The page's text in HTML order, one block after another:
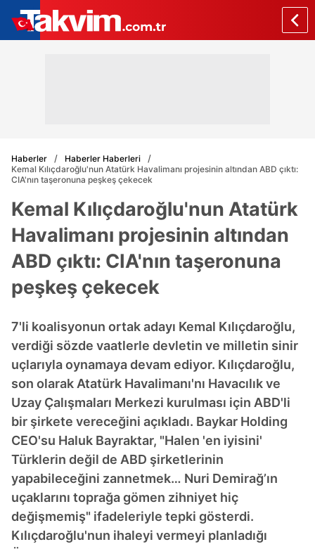
Haberler
Haberler Haberleri
Kemal Kılıçdaroğlu'nun Atatürk Havalimanı projesinin altından ABD çıktı:
CIA'nın taşeronuna peşkeş çekecek
Kemal Kılıçdaroğlu'nun Atatürk
Havalimanı projesinin altından
ABD çıktı: CIA'nın taşeronuna
peşkeş çekecek
7'li koalisyonun ortak adayı Kemal Kılıçdaroğlu,
verdiği sözde vaatlerle devletin ve milletin sinir
uçlarıyla oynamaya devam ediyor. Kılıçdaroğlu,
son olarak Atatürk Havalimanı'nı Havacılık ve
Uzay Çalışmaları Merkezi kurulması için ABD'li
bir şirkete vereceğini açıkladı. Baykar Holding
CEO'su Haluk Bayraktar, "Halen 'en iyisini'
Türklerin değil de ABD şirketlerinin
yapabileceğini zannetmek… Nuri Demirağ’ın
uçaklarını toprağa gömen zihniyet hiç
değişmemiş" ifadeleriyle tepki gösterdi.
Kılıçdaroğlu'nun ihaleyi vermeyi planladığı